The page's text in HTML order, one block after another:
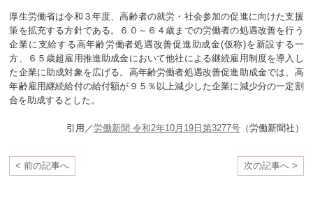
厚生労働省は令和３年度、高齢者の就労・社会参加の促進に向けた支援
策を拡充する方針である。６０～６４歳までの労働者の処遇改善を行う
企業に支給する高年齢労働者処遇改善促進助成金(仮称)を新設する一
方、６５歳超雇用推進助成金において他社による継続雇用制度を導入し
た企業に助成対象を広げる。高年齢労働者処遇改善促進助成金では、高
年齢雇用継続給付の給付額が９５％以上減少した企業に減少分の一定割
合を助成するとした。
引用／労働新聞 令和2年10月19日第3277号（労働新聞社）
< 前の記事へ 次の記事へ >